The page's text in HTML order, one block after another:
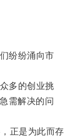
纷纷涌向市
多的创业挑
需解决的问
正是为此而存